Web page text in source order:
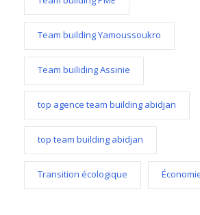
Team building Yamoussoukro
Team builiding Assinie
top agence team building abidjan
top team building abidjan
Transition écologique